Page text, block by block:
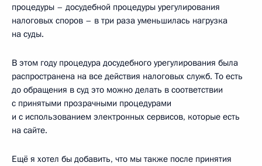
процедуры – досудебной процедуры урегулирования
налоговых споров – в три раза уменьшилась нагрузка
на суды.
В этом году процедура досудебного урегулирования была
распространена на все действия налоговых служб. То есть
до обращения в суд это можно делать в соответствии
с принятыми прозрачными процедурами
и с использованием электронных сервисов, которые есть
на сайте.
Ещё я хотел бы добавить, что мы также после принятия